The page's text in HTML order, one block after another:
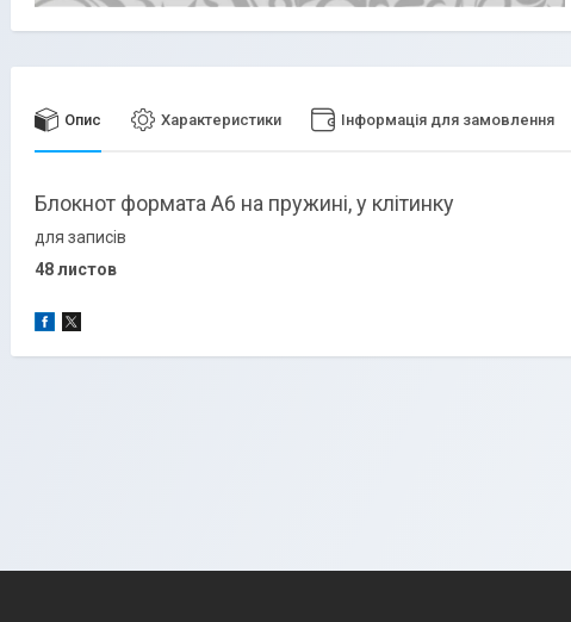
Опис Характеристики Інформація для замовлення
Блокнот формата А6 на пружині, у клітинку
для записів
48 листов